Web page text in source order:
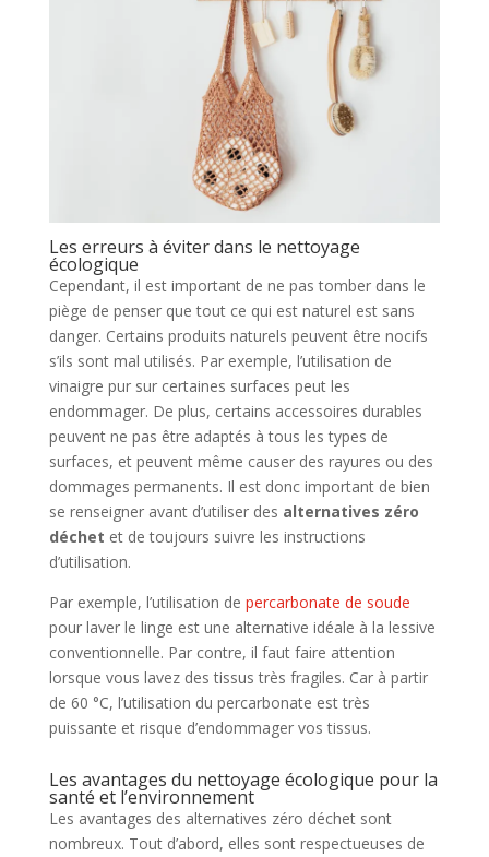
Les erreurs à éviter dans le nettoyage
écologique
Cependant, il est important de ne pas tomber dans le
piège de penser que tout ce qui est naturel est sans
danger. Certains produits naturels peuvent être nocifs
s’ils sont mal utilisés. Par exemple, l’utilisation de
vinaigre pur sur certaines surfaces peut les
endommager. De plus, certains accessoires durables
peuvent ne pas être adaptés à tous les types de
surfaces, et peuvent même causer des rayures ou des
dommages permanents. Il est donc important de bien
se renseigner avant d’utiliser des alternatives zéro
déchet et de toujours suivre les instructions
d’utilisation.
Par exemple, l’utilisation de percarbonate de soude
pour laver le linge est une alternative idéale à la lessive
conventionnelle. Par contre, il faut faire attention
lorsque vous lavez des tissus très fragiles. Car à partir
de 60 °C, l’utilisation du percarbonate est très
puissante et risque d’endommager vos tissus.
Les avantages du nettoyage écologique pour la
santé et l’environnement
Les avantages des alternatives zéro déchet sont
nombreux. Tout d’abord, elles sont respectueuses de